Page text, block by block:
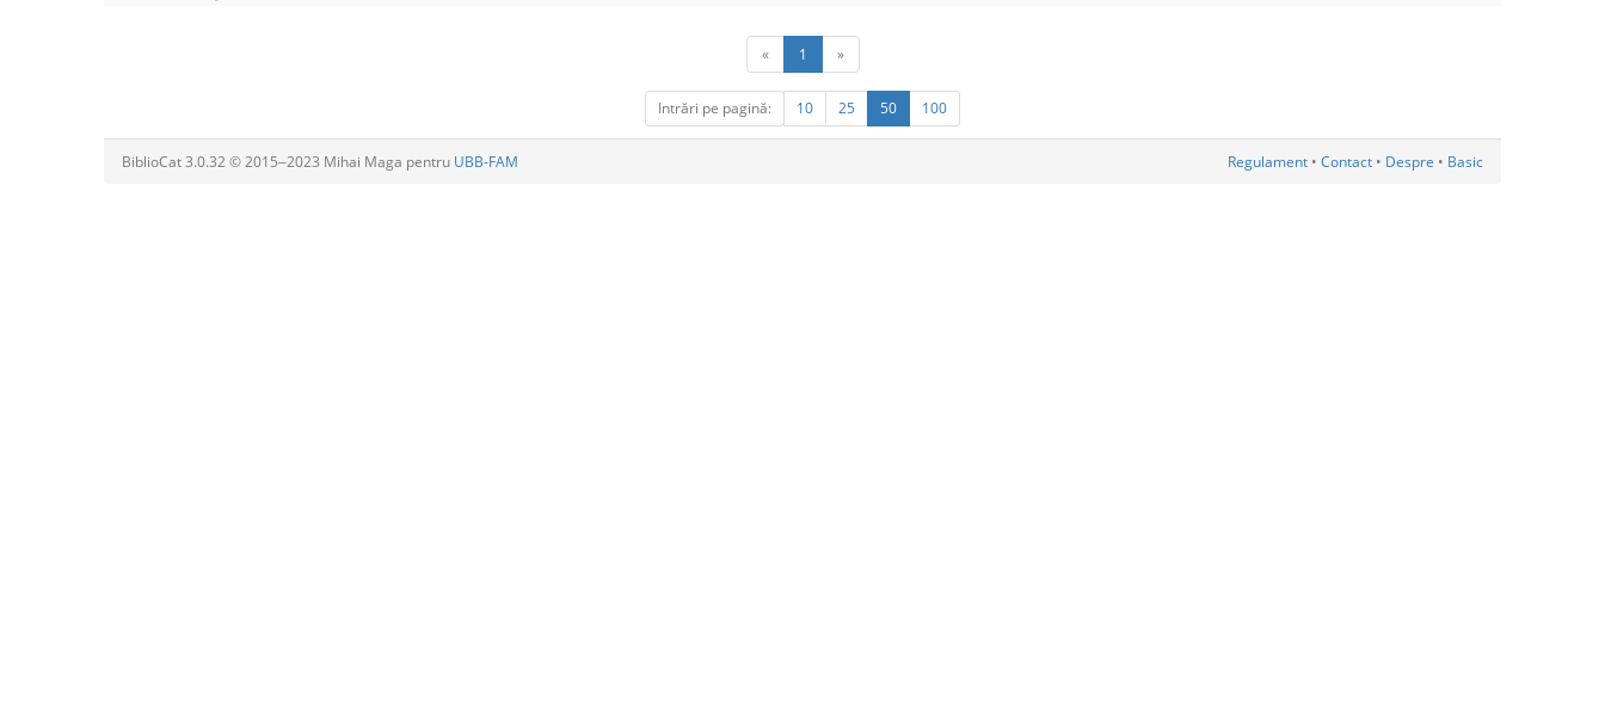
« 1 »
Intrări pe pagină: 10 25 50 100
BiblioCat 3.0.32 © 2015‒2023 Mihai Maga pentru UBB-FAM Regulament • Contact • Despre • Basic